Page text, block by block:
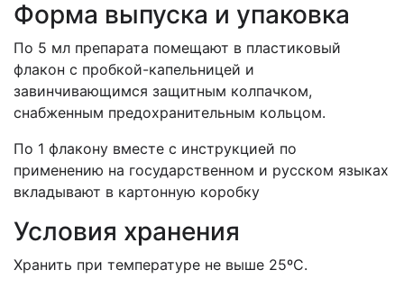
Форма выпуска и упаковка
По 5 мл препарата помещают в пластиковый
флакон с пробкой-капельницей и
завинчивающимся защитным колпачком,
снабженным предохранительным кольцом.
По 1 флакону вместе с инструкцией по
применению на государственном и русском языках
вкладывают в картонную коробку
Условия хранения
Хранить при температуре не выше 25ºС.